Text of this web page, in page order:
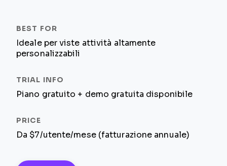
Ideale per viste attività altamente
personalizzabili
Piano gratuito + demo gratuita disponibile
Da $7/utente/mese (fatturazione annuale)